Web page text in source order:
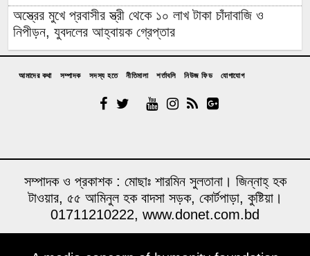
অস্ত্রের মুখে প্রবাসীর স্ত্রী থেকে ১০ লাখ টাকা চাঁদাবাজি ও
নিপীড়ন, যুবদলের আহ্বায়ক গ্রেপ্তার
চাঁদপুরের মাদকসেবী ভাতিজাকে তুলে আনতে গিয়ে চাচাকে পিটিয়ে
হত্যা”সড়ক অবরোধ
অর্থাভাবে বন্ধ চিকিৎসার পথ,দুরারোগ্য রোগে আক্রান্ত মজিবর
উপজেলা প্রশাসনে জুলাই শহিদ পরিবারের সংবর্ধনা; কবরে ফুল
দিয়ে শ্রদ্ধা বিএনপির
শান্তা ফারজানাসহ ৬ জন গ্রেপ্তার
মারা গেছেন ‘গজনি’ খ্যাত অভিনেতা প্রদীপ রাওয়াত
আমাদের কথা সম্পাদক সদস্য হতে নীতিমালা শর্তাবলি নিউজ ফিড যোগাযোগ
সম্পাদক ও প্রকাশক : মোছাঃ শারমিন সুলতানা। জিন্নাহ্ হক
টাওয়ার, ৫৫ আমিনুল হক বাদসা সড়ক, কোর্টপাড়া, কুষ্টিয়া।
01711210222, www.donet.com.bd